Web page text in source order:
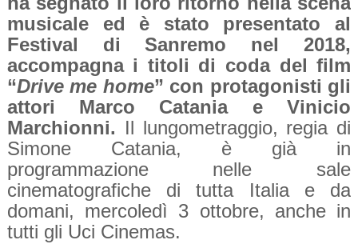
musicale ed è stato presentato al
Festival di Sanremo nel 2018,
accompagna i titoli di coda del film
“Drive me home” con protagonisti gli
attori Marco Catania e Vinicio
Marchionni. Il lungometraggio, regia di
Simone Catania, è già in
programmazione nelle sale
cinematografiche di tutta Italia e da
domani, mercoledì 3 ottobre, anche in
tutti gli Uci Cinemas.